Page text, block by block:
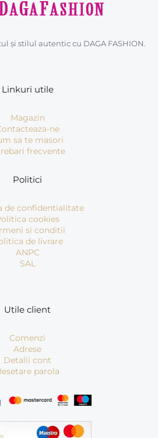
și stilul autentic cu DAGA FASHION.
Linkuri utile
Magazin
ne
sa te masori
frecvente
Politici
de confidentialitate
cookies
si conditii
de livrare
ANPC
SAL
Utile client
Comenzi
Adrese
Detalii cont
parola